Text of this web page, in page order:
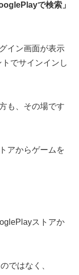
で検索」
イン画面が表示
でサインインし
も、その場です
アからゲームを
ストアか
ではなく、